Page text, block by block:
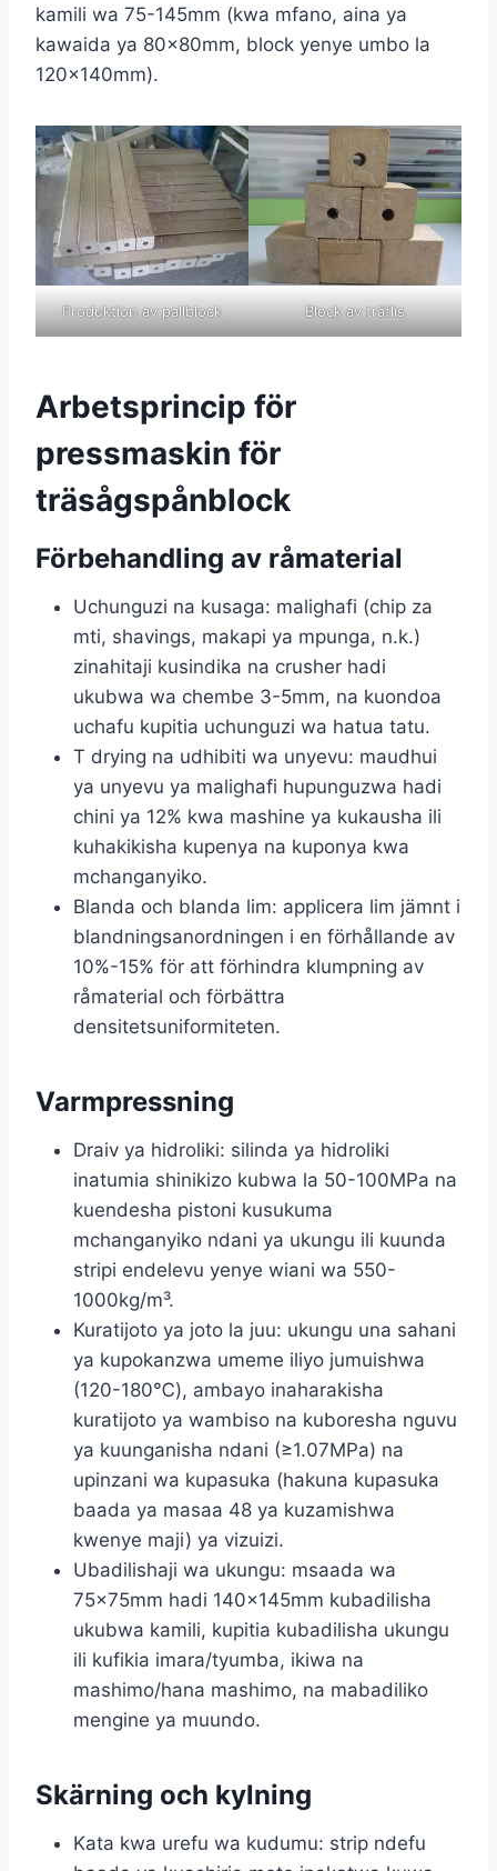
kamili wa 75-145mm (kwa mfano, aina ya
kawaida ya 80×80mm, block yenye umbo la
120×140mm).
Produktion av pallblock Block av träflis
Arbetsprincip för
pressmaskin för
träsågspånblock
Förbehandling av råmaterial
Uchunguzi na kusaga: malighafi (chip za
mti, shavings, makapi ya mpunga, n.k.)
zinahitaji kusindika na crusher hadi
ukubwa wa chembe 3-5mm, na kuondoa
uchafu kupitia uchunguzi wa hatua tatu.
T drying na udhibiti wa unyevu: maudhui
ya unyevu ya malighafi hupunguzwa hadi
chini ya 12% kwa mashine ya kukausha ili
kuhakikisha kupenya na kuponya kwa
mchanganyiko.
Blanda och blanda lim: applicera lim jämnt i
blandningsanordningen i en förhållande av
10%-15% för att förhindra klumpning av
råmaterial och förbättra
densitetsuniformiteten.
Varmpressning
Draiv ya hidroliki: silinda ya hidroliki
inatumia shinikizo kubwa la 50-100MPa na
kuendesha pistoni kusukuma
mchanganyiko ndani ya ukungu ili kuunda
stripi endelevu yenye wiani wa 550-
1000kg/m³.
Kuratijoto ya joto la juu: ukungu una sahani
ya kupokanzwa umeme iliyo jumuishwa
(120-180℃), ambayo inaharakisha
kuratijoto ya wambiso na kuboresha nguvu
ya kuunganisha ndani (≥1.07MPa) na
upinzani wa kupasuka (hakuna kupasuka
baada ya masaa 48 ya kuzamishwa
kwenye maji) ya vizuizi.
Ubadilishaji wa ukungu: msaada wa
75×75mm hadi 140×145mm kubadilisha
ukubwa kamili, kupitia kubadilisha ukungu
ili kufikia imara/tyumba, ikiwa na
mashimo/hana mashimo, na mabadiliko
mengine ya muundo.
Skärning och kylning
Kata kwa urefu wa kudumu: strip ndefu